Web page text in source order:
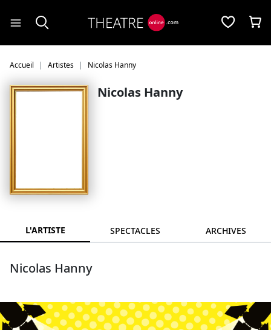
Accueil Artistes Nicolas Hanny
Nicolas Hanny
L'ARTISTE SPECTACLES ARCHIVES
Nicolas Hanny